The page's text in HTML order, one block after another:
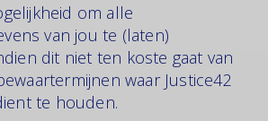
om alle
van jou te (laten)
dit niet ten koste gaat van
waar Justice42
te houden.